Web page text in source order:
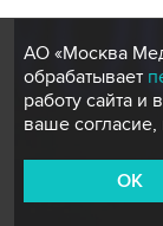
АО «Москва
обрабатывает
работу сайта и
ваше
OK